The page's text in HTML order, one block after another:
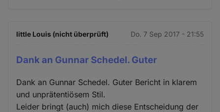
little Louis (nicht überprüft) Do. 7 Sep 2017 - 21:55
Dank an Gunnar Schedel. Guter
Dank an Gunnar Schedel. Guter Bericht in klarem
und unprätentiösem Stil.
Leider bringt (auch) mich diese Entscheidung der